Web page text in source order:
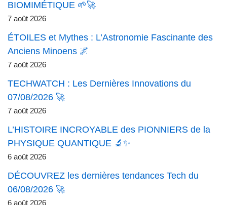
BIOMIMÉTIQUE 🌱🚀
7 août 2026
ÉTOILES et Mythes : L’Astronomie Fascinante des
Anciens Minoens 🌌
7 août 2026
TECHWATCH : Les Dernières Innovations du
07/08/2026 🚀
7 août 2026
L’HISTOIRE INCROYABLE des PIONNIERS de la
PHYSIQUE QUANTIQUE 🔬✨
6 août 2026
DÉCOUVREZ les dernières tendances Tech du
06/08/2026 🚀
6 août 2026